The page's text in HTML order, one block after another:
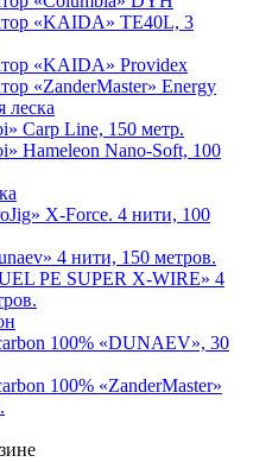
«KAIDA» TE40L, 3
«KAIDA» Providex
«ZanderMaster» Energy
леска
Carp Line, 150 метр.
Hameleon Nano-Soft, 100
X-Force. 4 нити, 100
4 нити, 150 метров.
PE SUPER X-WIRE» 4
100% «DUNAEV», 30
100% «ZanderMaster»